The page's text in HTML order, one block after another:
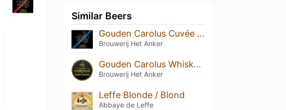
Similar Beers
Gouden Carolus Cuvée van de Keizer Imperial Dark
Brouwerij Het Anker
Gouden Carolus Whisky Infused
Brouwerij Het Anker
Leffe Blonde / Blond
Abbaye de Leffe